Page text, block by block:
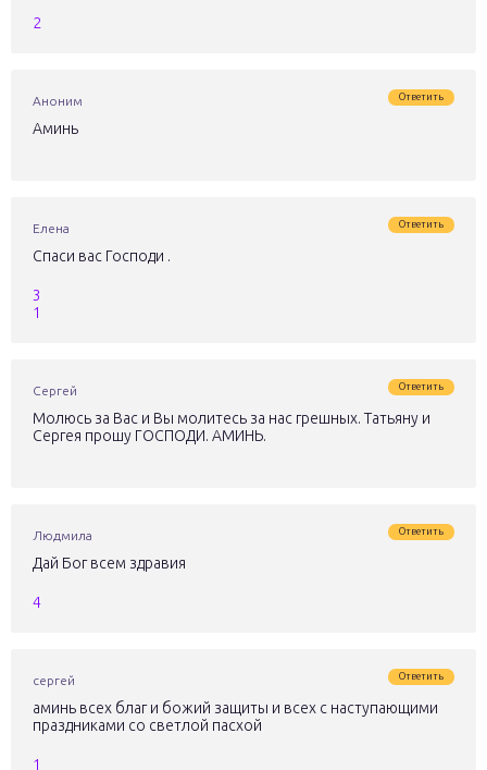
2
Аноним Ответить
Аминь
Елена Ответить
Спаси вас Господи .
3
1
Сергей Ответить
Молюсь за Вас и Вы молитесь за нас грешных. Татьяну и
Сергея прошу ГОСПОДИ. АМИНЬ.
Людмила Ответить
Дай Бог всем здравия
4
сергей Ответить
аминь всех благ и божий защиты и всех с наступающими
праздниками со светлой пасхой
1